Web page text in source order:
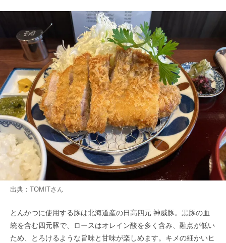
出典： TOMITさん
とんかつに使用する豚は北海道産の日高四元 神威豚。黒豚の血
統を含む四元豚で、ロースはオレイン酸を多く含み、融点が低い
ため、とろけるような旨味と甘味が楽しめます。キメの細かいヒ